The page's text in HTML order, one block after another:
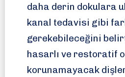
daha derin dokulara
kanal tedavisi gibi
gerekebileceğini
hasarlı ve restoratif
korunamayacak